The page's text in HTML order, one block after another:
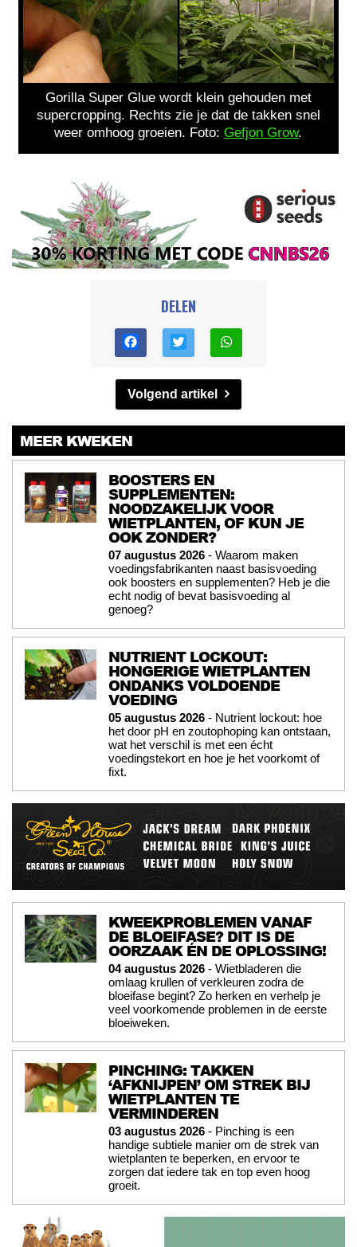
Gorilla Super Glue wordt klein gehouden met
supercropping. Rechts zie je dat de takken snel
weer omhoog groeien. Foto:Gefjon Grow.
DELEN
Volgend artikel
MEER KWEKEN
BOOSTERS EN
SUPPLEMENTEN:
NOODZAKELIJK VOOR
WIETPLANTEN, OF KUN JE
OOK ZONDER?
07 augustus 2026 - Waarom maken
voedingsfabrikanten naast basisvoeding
ook boosters en supplementen? Heb je die
echt nodig of bevat basisvoeding al
genoeg?
NUTRIENT LOCKOUT:
HONGERIGE WIETPLANTEN
ONDANKS VOLDOENDE
VOEDING
05 augustus 2026 - Nutrient lockout: hoe
het door pH en zoutophoping kan ontstaan,
wat het verschil is met een écht
voedingstekort en hoe je het voorkomt of
fixt.
KWEEKPROBLEMEN VANAF
DE BLOEIFASE? DIT IS DE
OORZAAK ÉN DE OPLOSSING!
04 augustus 2026 - Wietbladeren die
omlaag krullen of verkleuren zodra de
bloeifase begint? Zo herken en verhelp je
veel voorkomende problemen in de eerste
bloeiweken.
PINCHING: TAKKEN
‘AFKNIJPEN’ OM STREK BIJ
WIETPLANTEN TE
VERMINDEREN
03 augustus 2026 - Pinching is een
handige subtiele manier om de strek van
wietplanten te beperken, en ervoor te
zorgen dat iedere tak en top even hoog
groeit.